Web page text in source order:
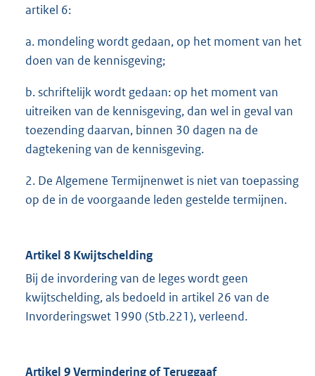
artikel 6:
a. mondeling wordt gedaan, op het moment van het
doen van de kennisgeving;
b. schriftelijk wordt gedaan: op het moment van
uitreiken van de kennisgeving, dan wel in geval van
toezending daarvan, binnen 30 dagen na de
dagtekening van de kennisgeving.
2. De Algemene Termijnenwet is niet van toepassing
op de in de voorgaande leden gestelde termijnen.
Artikel 8 Kwijtschelding
Bij de invordering van de leges wordt geen
kwijtschelding, als bedoeld in artikel 26 van de
Invorderingswet 1990 (Stb.221), verleend.
Artikel 9 Vermindering of Teruggaaf